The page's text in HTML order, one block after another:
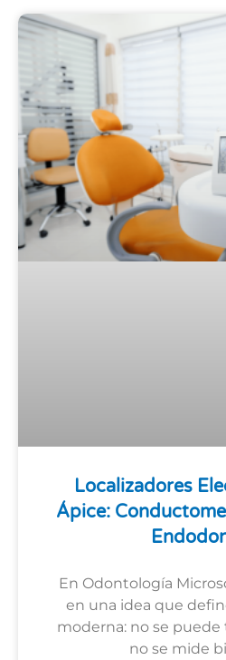
Localizadores
Ápice:
En Odontología
en una idea que
moderna: no se
no se mide